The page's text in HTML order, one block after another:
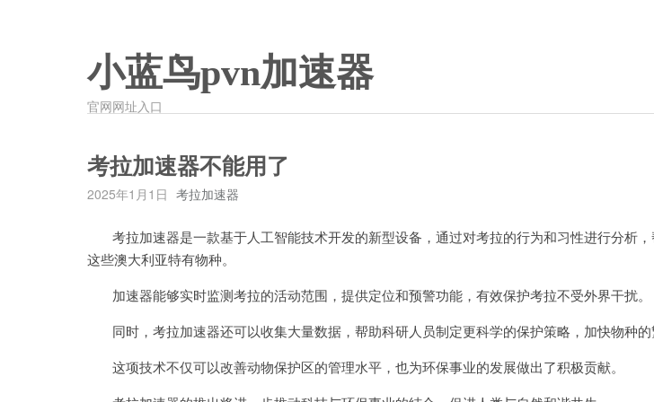
小蓝鸟pvn加速器
官网网址入口
考拉加速器不能用了
2025年1月1日 考拉加速器
考拉加速器是一款基于人工智能技术开发的新型设备，通过对考拉的行为和习性进行分析
这些澳大利亚特有物种。
加速器能够实时监测考拉的活动范围，提供定位和预警功能，有效保护考拉不受外界干扰。
同时，考拉加速器还可以收集大量数据，帮助科研人员制定更科学的保护策略，加快物种的
这项技术不仅可以改善动物保护区的管理水平，也为环保事业的发展做出了积极贡献。